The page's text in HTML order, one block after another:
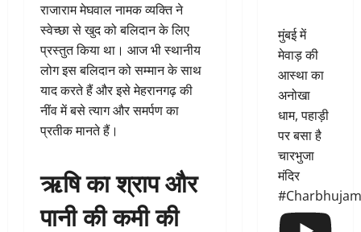
राजाराम मेघवाल नामक व्यक्ति ने
स्वेच्छा से खुद को बलिदान के लिए
प्रस्तुत किया था। आज भी स्थानीय
लोग इस बलिदान को सम्मान के साथ
याद करते हैं और इसे मेहरानगढ़ की
नींव में बसे त्याग और समर्पण का
प्रतीक मानते हैं।
ऋषि का श्राप और
पानी की कमी की
मुंबई में
मेवाड़ की
आस्था का
अनोखा
धाम, पहाड़ी
पर बसा है
चारभुजा
मंदिर